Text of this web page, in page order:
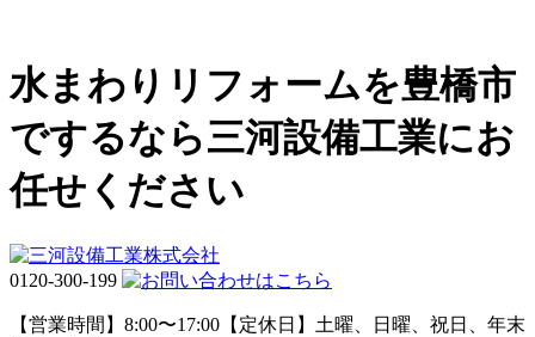
水まわりリフォームを豊橋市
でするなら三河設備工業にお
任せください
0120-300-199
【営業時間】8:00〜17:00【定休日】土曜、日曜、祝日、年末